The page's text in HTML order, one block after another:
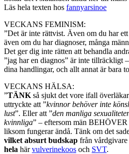
Läs hela texten hos fannyarsinoe
VECKANS FEMINISM:
”Det är inte rättvist. Även om du har
även om du har diagnoser, många
Det ger dig inte rätten att behandla
”jag har en diagnos” är inte tillräckligt
dina handlingar, och allt annat är bara
VECKANS HÄLSA:
”TÄNK så sjukt det vore ifall
uttryckte att ”kvinnor behöver inte
lust”. Eller att ”den manliga
kvinnliga” – eftersom män
liksom fungerar ändå. Tänk om det
vilket absurt budskap från
hela härvulverinekoos och SVT.